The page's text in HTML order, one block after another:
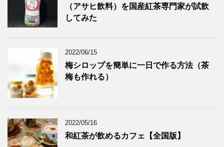
（アサヒ飲料）を国産紅茶専門家が試飲
してみた
2022/06/15
梅シロップを簡単に一日で作る方法（茶
梅も作れる）
2022/05/16
和紅茶が飲めるカフェ【全国版】